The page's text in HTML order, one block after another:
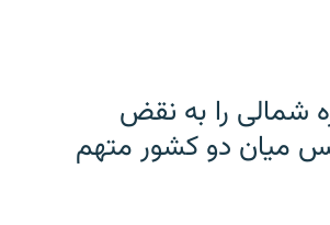
شمالی را به نقض
میان دو کشور متهم